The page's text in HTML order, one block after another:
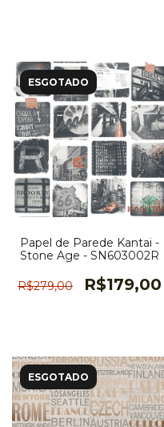
ESGOTADO
Papel de Parede Kantai -
Stone Age - SN603002R
R$279,00 R$179,00
ESGOTADO